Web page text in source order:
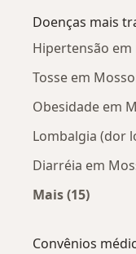
Doenças mais
Hipertensão
Tosse em
Obesidade em
Lombalgia (dor
Diarréia em
Mais (15)
Convênios